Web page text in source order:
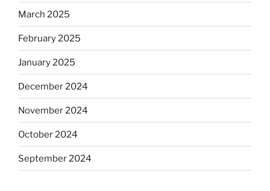
March 2025
February 2025
January 2025
December 2024
November 2024
October 2024
September 2024